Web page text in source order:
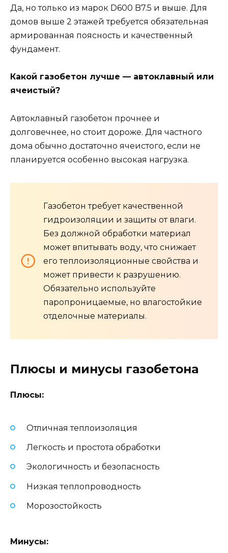
Да, но только из марок D600 B7.5 и выше. Для
домов выше 2 этажей требуется обязательная
армированная поясность и качественный
фундамент.
Какой газобетон лучше — автоклавный или
ячеистый?
Автоклавный газобетон прочнее и
долговечнее, но стоит дороже. Для частного
дома обычно достаточно ячеистого, если не
планируется особенно высокая нагрузка.
Газобетон требует качественной
гидроизоляции и защиты от влаги.
Без должной обработки материал
может впитывать воду, что снижает
его теплоизоляционные свойства и
может привести к разрушению.
Обязательно используйте
паропроницаемые, но влагостойкие
отделочные материалы.
Плюсы и минусы газобетона
Плюсы:
Отличная теплоизоляция
Легкость и простота обработки
Экологичность и безопасность
Низкая теплопроводность
Морозостойкость
Минусы: